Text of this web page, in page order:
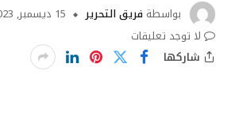
بواسطة فريق التحرير 15 ديسمبر, 2023
لا توجد تعليقات
شاركها